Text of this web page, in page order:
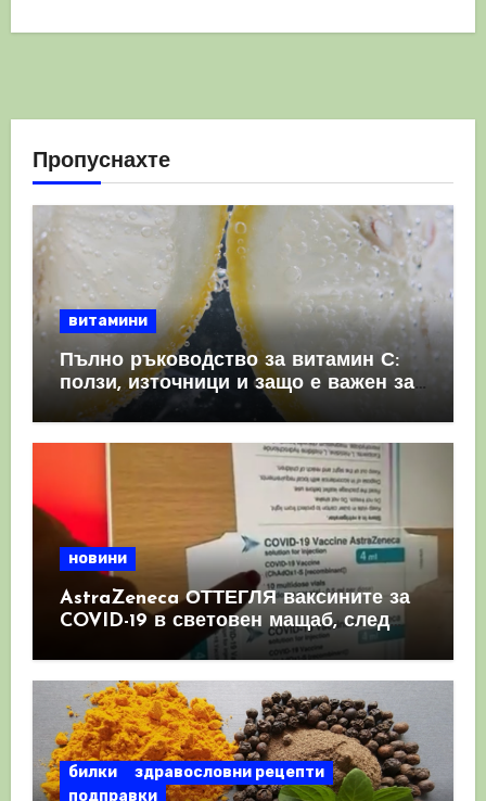
Пропуснахте
витамини
Пълно ръководство за витамин С:
ползи, източници и защо е важен за
имунната система
новини
AstraZeneca ОТТЕГЛЯ ваксините за
COVID-19 в световен мащаб, след
като призна, че те причиняват
КРЪВНИ съсиреци
билки
здравословни рецепти
подправки